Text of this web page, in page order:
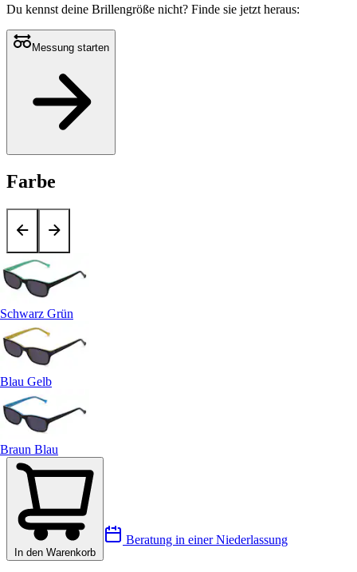
Du kennst deine Brillengröße nicht? Finde sie jetzt heraus:
Messung starten
Farbe
Schwarz Grün
Blau Gelb
Braun Blau
In den Warenkorb
Beratung in einer Niederlassung